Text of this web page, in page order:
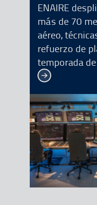
ENAIRE
más de 70
aéreo,
refuerzo de
temporada
Ver más